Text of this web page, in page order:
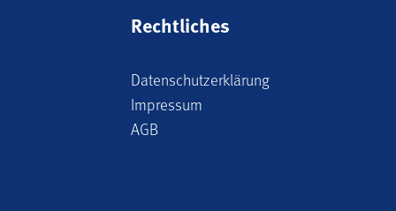
Rechtliches
Datenschutzerklärung
Impressum
AGB